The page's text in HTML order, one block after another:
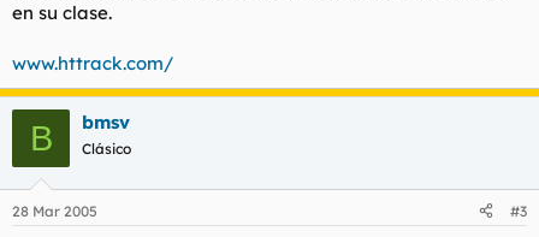
en su clase.
www.httrack.com/
B bmsv
Clásico
28 Mar 2005 #3